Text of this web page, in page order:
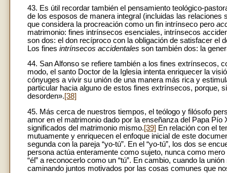
43. Es útil recordar también el pensamiento teológico-
de los esposos de manera integral (incluidas las
que considera la procreación como un fin intrínseco pero
matrimonio: fines intrínsecos esenciales, intrínsecos
son dos: el don recíproco con la obligación de satisfacer el
Los fines intrínsecos accidentales son también dos: la
44. San Alfonso se refiere también a los fines extrínsecos,
modo, el santo Doctor de la Iglesia intenta enriquecer la
cónyuges a vivir su unión de una manera más rica y
particular hacia alguno de estos fines extrínsecos, porque,
desorden».[38]
45. Más cerca de nuestros tiempos, el teólogo y filósofo
amor en el matrimonio dado por la enseñanza del Papa
significados del matrimonio mismo.[39] En relación con el
mutuamente y enriquecen el enfoque inicial de este
segunda con la pareja “yo-tú”. En el “yo-tú”, los dos se
persona actúa enteramente como sujeto, nunca como mero
“él” a reconocerlo como un “tú”. En cambio, cuando la
caminando juntos motivados por las cosas comunes que